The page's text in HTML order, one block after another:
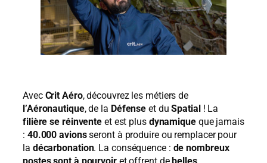
AvecCrit Aéro, découvrez les métiers de
l’Aéronautique, de la Défense et duSpatial! La
filière se réinvente et est plus dynamiqueque jamais
: 40.000 avionsseront à produire ou remplacer pour
la décarbonation. La conséquence : de nombreux